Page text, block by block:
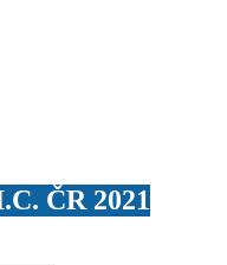
ČR 2021